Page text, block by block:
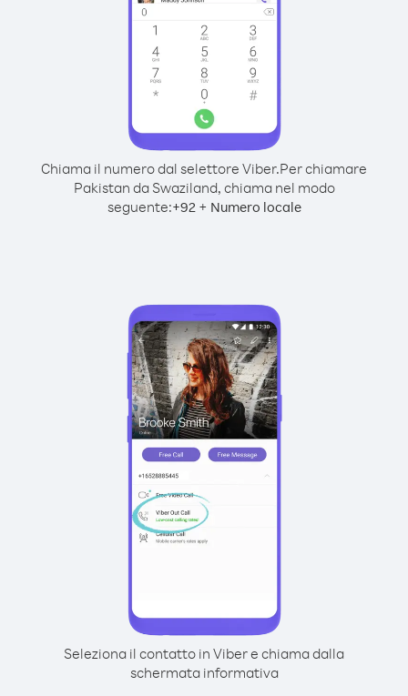
Chiama il numero dal selettore Viber.Per chiamare
Pakistan da Swaziland, chiama nel modo
seguente:+92+ Numero locale
Seleziona il contatto in Viber e chiama dalla
schermata informativa